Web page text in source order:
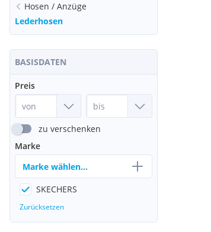
Hosen / Anzüge
Lederhosen
BASISDATEN
Preis
zu verschenken
Marke
Marke wählen...
SKECHERS
Zurücksetzen